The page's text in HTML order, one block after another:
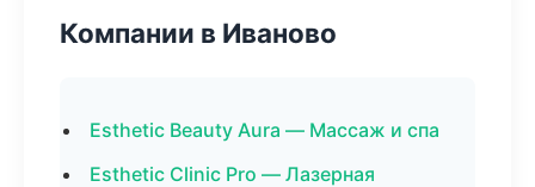
Компании в Иваново
Esthetic Beauty Aura — Массаж и спа
Esthetic Clinic Pro — Лазерная